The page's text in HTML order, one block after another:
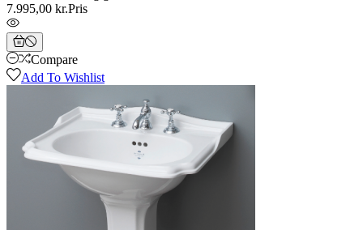
7.995,00 kr.Pris
Compare
Add To Wishlist